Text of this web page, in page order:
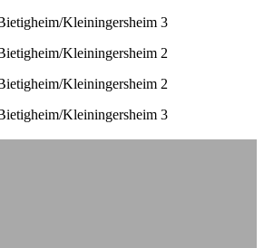
Kleiningersheim 3
Kleiningersheim 2
Kleiningersheim 2
Kleiningersheim 3